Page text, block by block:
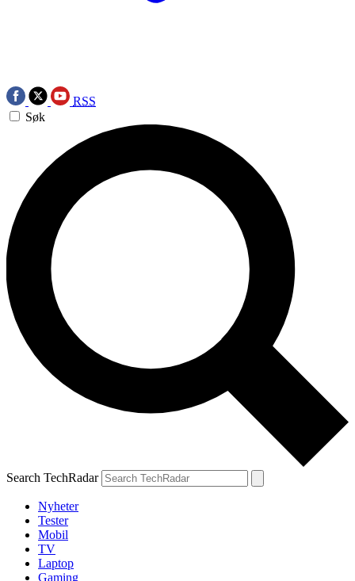
RSS
Søk
Search TechRadar
Nyheter
Tester
Mobil
TV
Laptop
Gaming